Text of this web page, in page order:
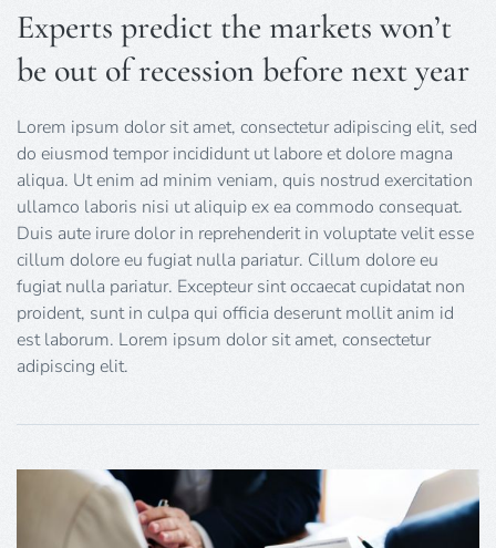
Experts predict the markets won’t
be out of recession before next year
Lorem ipsum dolor sit amet, consectetur adipiscing elit, sed
do eiusmod tempor incididunt ut labore et dolore magna
aliqua. Ut enim ad minim veniam, quis nostrud exercitation
ullamco laboris nisi ut aliquip ex ea commodo consequat.
Duis aute irure dolor in reprehenderit in voluptate velit esse
cillum dolore eu fugiat nulla pariatur. Cillum dolore eu
fugiat nulla pariatur. Excepteur sint occaecat cupidatat non
proident, sunt in culpa qui officia deserunt mollit anim id
est laborum. Lorem ipsum dolor sit amet, consectetur
adipiscing elit.